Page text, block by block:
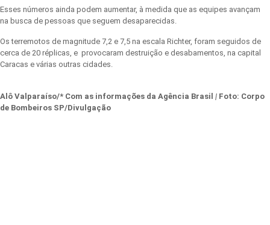
Esses números ainda podem aumentar, à medida que as equipes avançam
na busca de pessoas que seguem desaparecidas.
Os terremotos de magnitude 7,2 e 7,5 na escala Richter, foram seguidos de
cerca de 20 réplicas, e provocaram destruição e desabamentos, na capital
Caracas e várias outras cidades.
Alô Valparaíso/* Com as informações da Agência Brasil | Foto: Corpo
de Bombeiros SP/Divulgação